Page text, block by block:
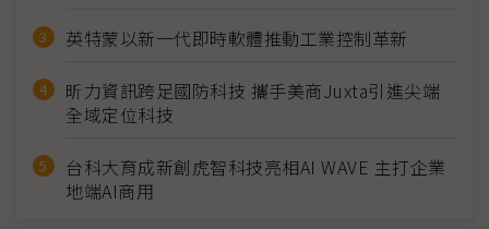
英特蒙以新一代即時軟體推動工業控制革新
昕力資訊跨足國防科技 攜手美商Juxta引進尖端
全域定位科技
台科大育成新創虎智科技亮相AI WAVE 主打企業
地端AI商用